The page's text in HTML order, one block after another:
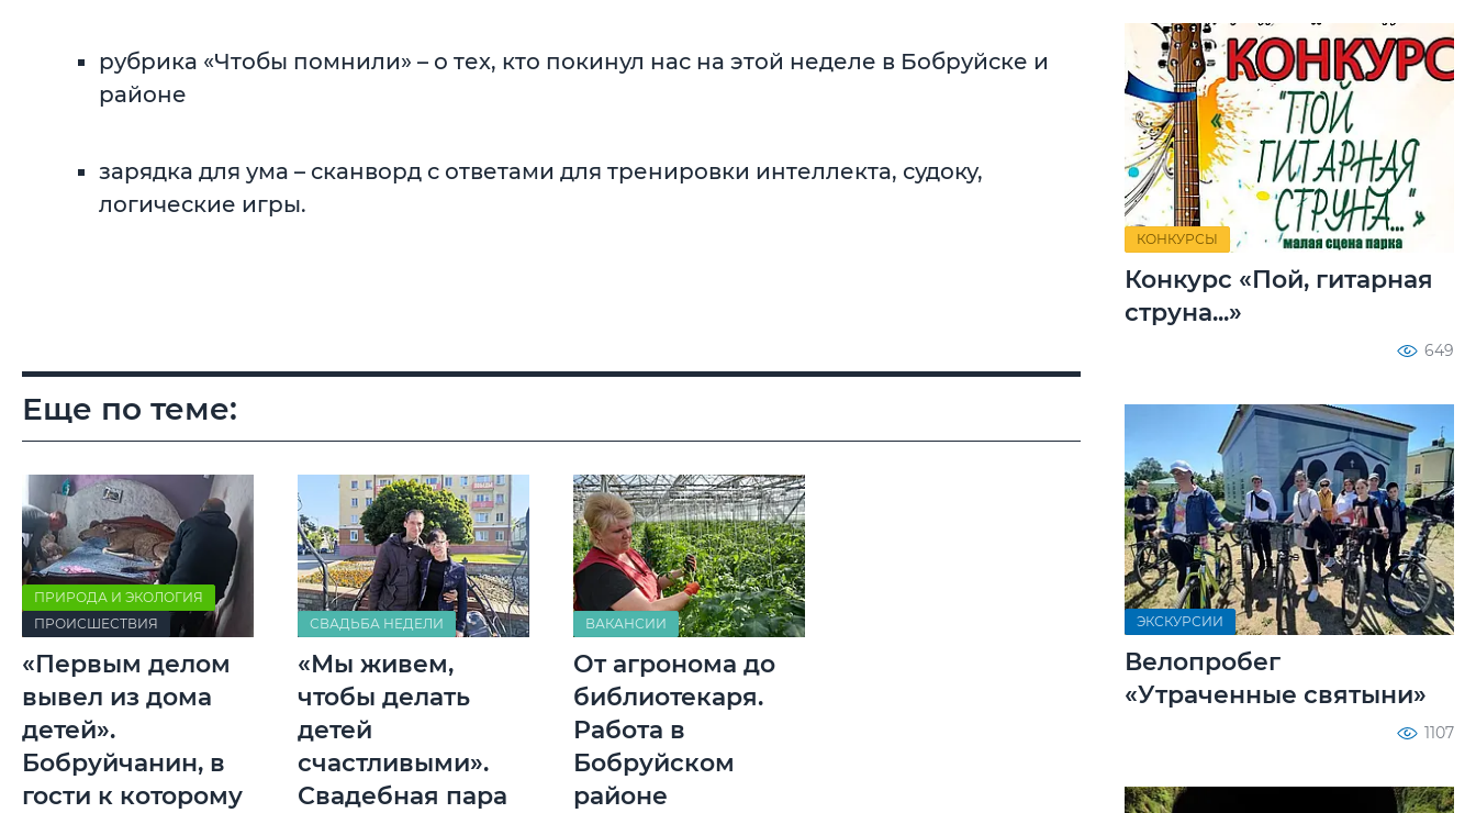
рубрика «Чтобы помнили» – о тех, кто покинул нас на этой неделе в Бобруйске и
районе
зарядка для ума – сканворд с ответами для тренировки интеллекта, судоку,
логические игры.
Еще по теме:
ПРИРОДА И ЭКОЛОГИЯ
ПРОИСШЕСТВИЯ
«Первым делом
вывел из дома
детей».
Бобруйчанин, в
гости к которому
СВАДЬБА НЕДЕЛИ
«Мы живем,
чтобы делать
детей
счастливыми».
Свадебная пара
ВАКАНСИИ
От агронома до
библиотекаря.
Работа в
Бобруйском
районе
КОНКУРСЫ
Конкурс «Пой, гитарная
струна...»
649
ЭКСКУРСИИ
Велопробег
«Утраченные святыни»
1107